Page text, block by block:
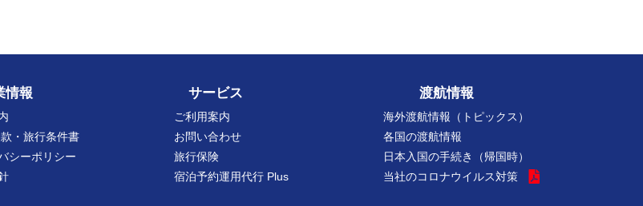
情報
・旅行条件書
シーポリシー
サービス
ご利用案内
お問い合わせ
旅行保険
宿泊予約運用代行 Plus
渡航情報
海外渡航情報（トピックス）
各国の渡航情報
日本入国の手続き（帰国時）
当社のコロナウイルス対策